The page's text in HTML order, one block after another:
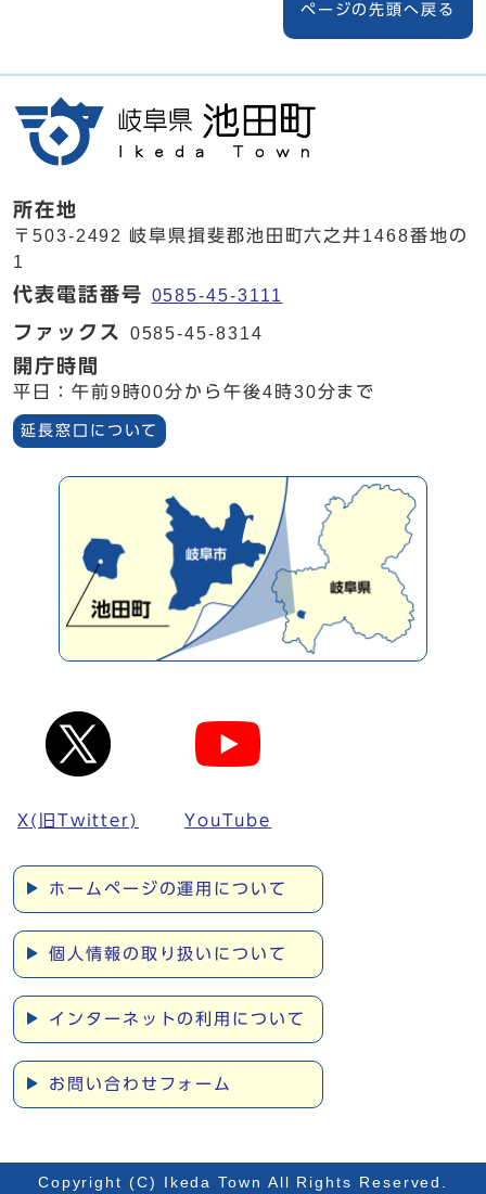
ページの先頭へ戻る
所在地
〒503-2492 岐阜県揖斐郡池田町六之井1468番地の
1
代表電話番号 0585-45-3111
ファックス 0585-45-8314
開庁時間
平日：午前9時00分から午後4時30分まで
延長窓口について
X(旧Twitter) YouTube
ホームページの運用について
個人情報の取り扱いについて
インターネットの利用について
お問い合わせフォーム
Copyright (C) Ikeda Town All Rights Reserved.